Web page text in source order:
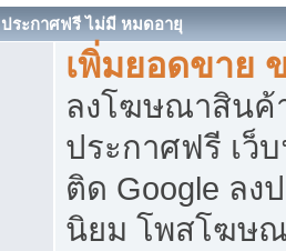
ประกาศฟรี ไม่มี หมดอายุ
เพิ่มยอดขาย
ลงโฆษณาสิน
ประกาศฟรี เว็
ติด Google ลง
นิยม โพสโฆษ